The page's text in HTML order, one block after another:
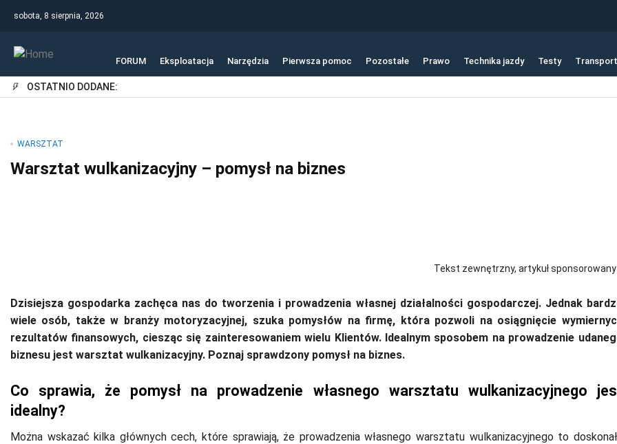
sobota, 8 sierpnia, 2026
FORUM Eksploatacja Narzędzia Pierwsza pomoc Pozostałe Prawo Technika jazdy Testy Transport
OSTATNIO DODANE:
WARSZTAT
Warsztat wulkanizacyjny – pomysł na biznes
Tekst zewnętrzny, artykuł sponsorowany
Dzisiejsza gospodarka zachęca nas do tworzenia i prowadzenia własnej działalności gospodarczej. Jednak
wiele osób, także w branży motoryzacyjnej, szuka pomysłów na firmę, która pozwoli na osiągnięcie
rezultatów finansowych, ciesząc się zainteresowaniem wielu Klientów. Idealnym sposobem na prowadzenie
biznesu jest warsztat wulkanizacyjny. Poznaj sprawdzony pomysł na biznes.
Co sprawia, że pomysł na prowadzenie własnego warsztatu wulkanizacyjnego
idealny?
Można wskazać kilka głównych cech, które sprawiają, że prowadzenia własnego warsztatu wulkanizacyjnego to